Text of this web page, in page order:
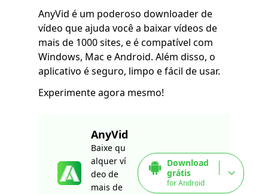
AnyVid é um poderoso downloader de
vídeo que ajuda você a baixar vídeos de
mais de 1000 sites, e é compatível com
Windows, Mac e Android. Além disso, o
aplicativo é seguro, limpo e fácil de usar.
Experimente agora mesmo!
AnyVid
Baixe qu
alquer ví
deo de
mais de
Download
grátis
for Android